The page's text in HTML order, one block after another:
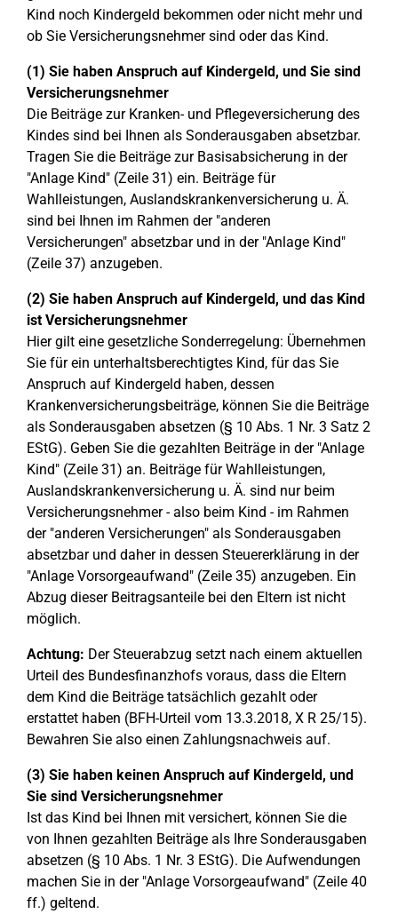
Kind noch Kindergeld bekommen oder nicht mehr und
ob Sie Versicherungsnehmer sind oder das Kind.
(1) Sie haben Anspruch auf Kindergeld, und Sie sind
Versicherungsnehmer
Die Beiträge zur Kranken- und Pflegeversicherung des
Kindes sind bei Ihnen als Sonderausgaben absetzbar.
Tragen Sie die Beiträge zur Basisabsicherung in der
"Anlage Kind" (Zeile 31) ein. Beiträge für
Wahlleistungen, Auslandskrankenversicherung u. Ä.
sind bei Ihnen im Rahmen der "anderen
Versicherungen" absetzbar und in der "Anlage Kind"
(Zeile 37) anzugeben.
(2) Sie haben Anspruch auf Kindergeld, und das Kind
ist Versicherungsnehmer
Hier gilt eine gesetzliche Sonderregelung: Übernehmen
Sie für ein unterhaltsberechtigtes Kind, für das Sie
Anspruch auf Kindergeld haben, dessen
Krankenversicherungsbeiträge, können Sie die Beiträge
als Sonderausgaben absetzen (§ 10 Abs. 1 Nr. 3 Satz 2
EStG). Geben Sie die gezahlten Beiträge in der "Anlage
Kind" (Zeile 31) an. Beiträge für Wahlleistungen,
Auslandskrankenversicherung u. Ä. sind nur beim
Versicherungsnehmer - also beim Kind - im Rahmen
der "anderen Versicherungen" als Sonderausgaben
absetzbar und daher in dessen Steuererklärung in der
"Anlage Vorsorgeaufwand" (Zeile 35) anzugeben. Ein
Abzug dieser Beitragsanteile bei den Eltern ist nicht
möglich.
Achtung: Der Steuerabzug setzt nach einem aktuellen
Urteil des Bundesfinanzhofs voraus, dass die Eltern
dem Kind die Beiträge tatsächlich gezahlt oder
erstattet haben (BFH-Urteil vom 13.3.2018, X R 25/15).
Bewahren Sie also einen Zahlungsnachweis auf.
(3) Sie haben keinen Anspruch auf Kindergeld, und
Sie sind Versicherungsnehmer
Ist das Kind bei Ihnen mit versichert, können Sie die
von Ihnen gezahlten Beiträge als Ihre Sonderausgaben
absetzen (§ 10 Abs. 1 Nr. 3 EStG). Die Aufwendungen
machen Sie in der "Anlage Vorsorgeaufwand" (Zeile 40
ff.) geltend.